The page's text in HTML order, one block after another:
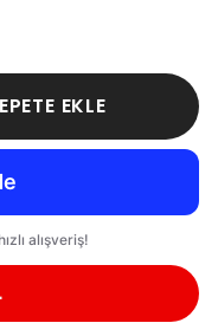
EKLE